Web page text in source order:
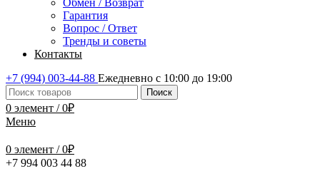
Обмен / Возврат
Гарантия
Вопрос / Ответ
Тренды и советы
Контакты
+7 (994) 003-44-88 Ежедневно с 10:00 до 19:00
Поиск
0 элемент / 0₽
Меню
0 элемент / 0₽
+7 994 003 44 88